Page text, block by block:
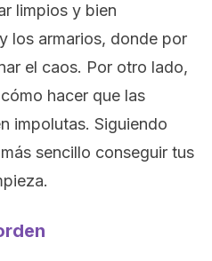
limpios y bien
los armarios, donde por
el caos. Por otro lado,
hacer que las
impolutas. Siguiendo
sencillo conseguir tus